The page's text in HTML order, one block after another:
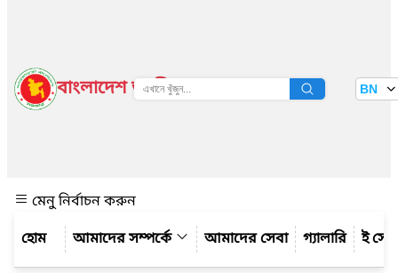
বাংলাদেশ জাতীয় তথ্য বাতায়ন BN
মেনু নির্বাচন করুন
আমাদের সম্পর্কে
আমাদের সেবা গ্যালারি ই